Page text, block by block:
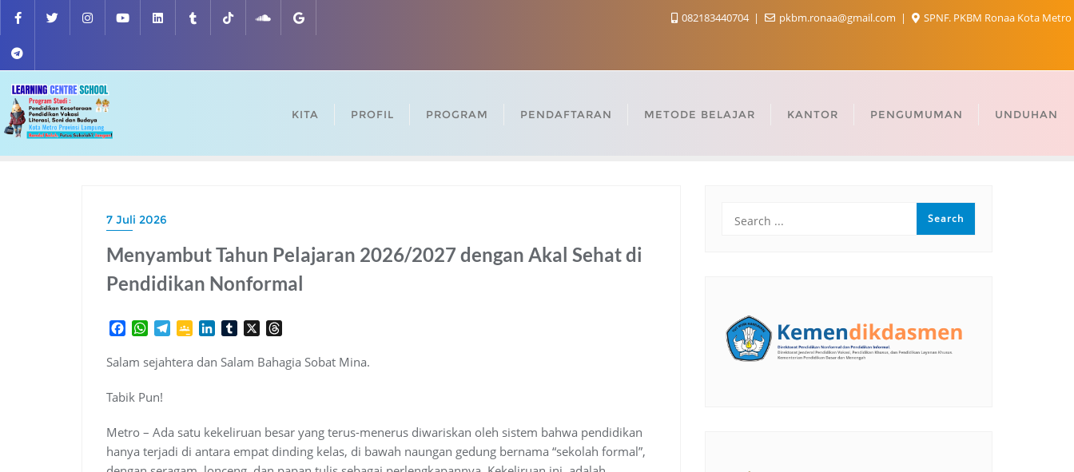
Skip
content
082183440704 pkbm.ronaa@gmail.com SPNF. PKBM Ronaa Kota Metro
KITA PROFIL PROGRAM PENDAFTARAN METODE BELAJAR KANTOR PENGUMUMAN UNDUHAN
7 Juli 2026
Menyambut Tahun Pelajaran 2026/2027 dengan Akal Sehat di
Pendidikan Nonformal
c
b
k
W
a
s
p
l
m
G
o
l
a
n
I
n
m
r
Salam sejahtera dan Salam Bahagia Sobat Mina.
Tabik Pun!
Metro – Ada satu kekeliruan besar yang terus-menerus diwariskan oleh sistem bahwa pendidikan
hanya terjadi di antara empat dinding kelas, di bawah naungan gedung bernama “sekolah formal”,